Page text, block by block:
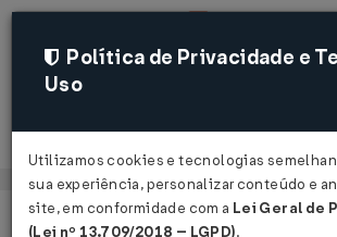
Página Inicial Legislações
Política de Privacidade e
Uso
Utilizamos cookies e tecnologias
sua experiência, personalizar conteúdo e
site, em conformidade com a Lei Geral de
(Lei nº 13.709/2018 – LGPD).